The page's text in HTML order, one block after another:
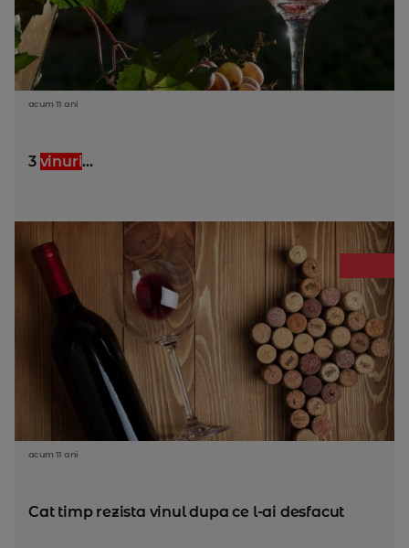
acum 11 ani
3 vinuri...
acum 11 ani
Cat timp rezista vinul dupa ce l-ai desfacut